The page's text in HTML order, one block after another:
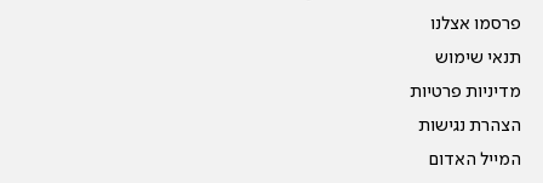
פרסמו אצלנו
תנאי שימוש
מדיניות פרטיות
הצהרת נגישות
המייל האדום